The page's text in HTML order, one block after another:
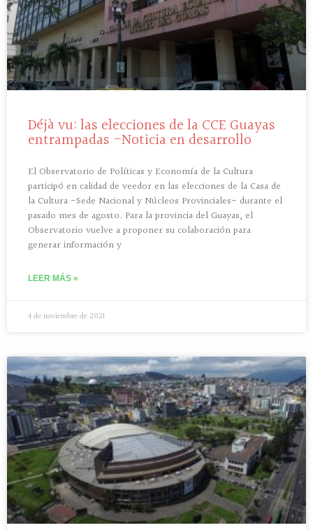
Déjà vu: las elecciones de la CCE Guayas
entrampadas -Noticia en desarrollo
El Observatorio de Políticas y Economía de la Cultura
participó en calidad de veedor en las elecciones de la Casa de
la Cultura -Sede Nacional y Núcleos Provinciales- durante el
pasado mes de agosto. Para la provincia del Guayas, el
Observatorio vuelve a proponer su colaboración para
generar información y
LEER MÁS »
4 de noviembre de 2021